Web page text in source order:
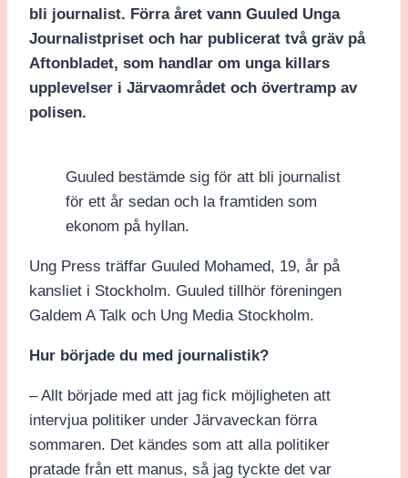
bli journalist. Förra året vann Guuled Unga
Journalistpriset och har publicerat två gräv på
Aftonbladet, som handlar om unga killars
upplevelser i Järvaområdet och övertramp av
polisen.
Guuled bestämde sig för att bli journalist
för ett år sedan och la framtiden som
ekonom på hyllan.
Ung Press träffar Guuled Mohamed, 19, år på
kansliet i Stockholm. Guuled tillhör föreningen
Galdem A Talk och Ung Media Stockholm.
Hur började du med journalistik?
– Allt började med att jag fick möjligheten att
intervjua politiker under Järvaveckan förra
sommaren. Det kändes som att alla politiker
pratade från ett manus, så jag tyckte det var